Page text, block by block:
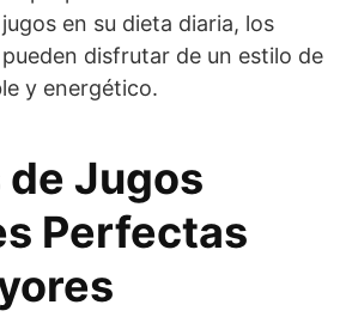
en su dieta diaria, los
disfrutar de un estilo de
y energético.
de Jugos
Perfectas